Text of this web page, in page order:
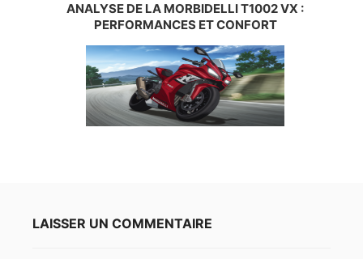
ANALYSE DE LA MORBIDELLI T1002 VX :
PERFORMANCES ET CONFORT
LAISSER UN COMMENTAIRE